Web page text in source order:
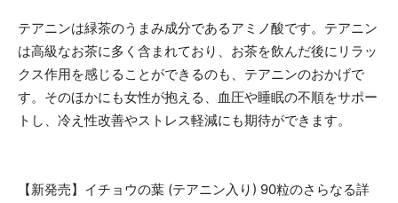
テアニンは緑茶のうまみ成分であるアミノ酸です。テアニン
は高級なお茶に多く含まれており、お茶を飲んだ後にリラッ
クス作用を感じることができるのも、テアニンのおかげで
す。そのほかにも女性が抱える、血圧や睡眠の不順をサポー
トし、冷え性改善やストレス軽減にも期待ができます。
【新発売】イチョウの葉 (テアニン入り) 90粒のさらなる詳